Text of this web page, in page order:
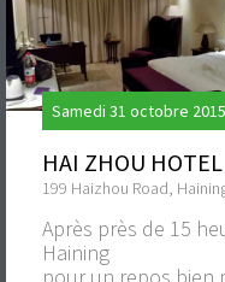
Samedi 31 octobre
HAI ZHOU
199 Haizhou Road,
Après près de 15
Haining